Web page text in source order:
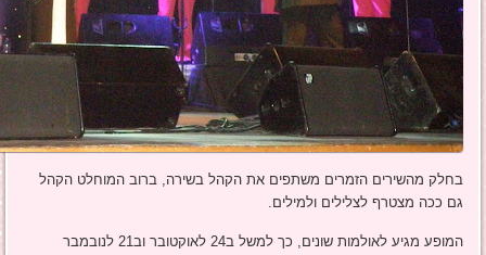
בחלק מהשירים הזמרים משתפים את הקהל בשירה, ברוב המוחלט הקהל
גם ככה מצטרף לצלילים ולמילים.
המופע מגיע לאולמות שונים, כך למשל ב24 לאוקטובר וב21 לנובמבר